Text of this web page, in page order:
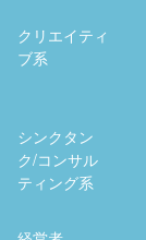
クリエイティ
ブ系
シンクタン
ク/コンサル
ティング系